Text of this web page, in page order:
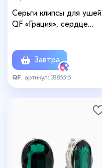
Серьги клипсы для ушей
QF «Грация», сердце
Завтра
QF , артикул: 3385515